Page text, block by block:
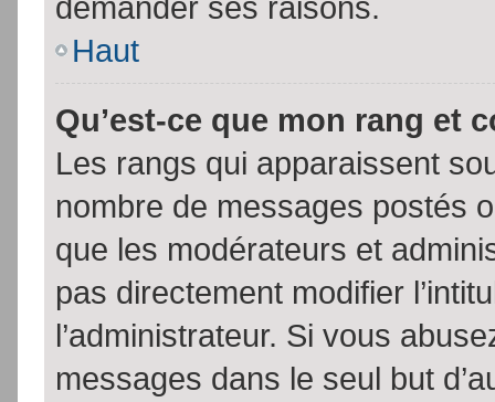
Haut
Qu’est-ce que mon rang et
Les rangs qui apparaissent
nombre de messages postés
que les modérateurs et
pas directement modifier
l’administrateur. Si vous
messages dans le seul but